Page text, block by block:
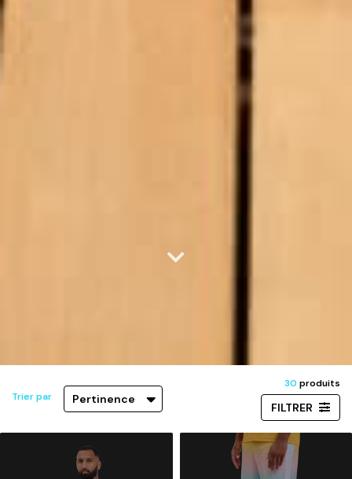
Trier par Pertinence
30 produits
FILTRER